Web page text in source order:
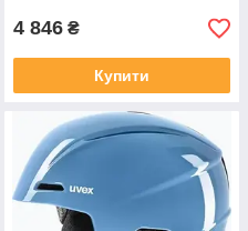
4 846 ₴
Купити